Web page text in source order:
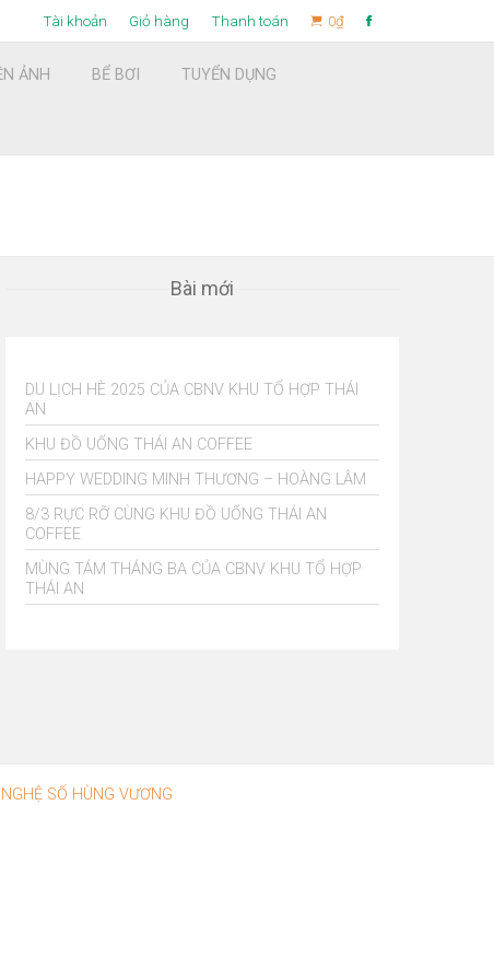
Tài khoản Giỏ hàng Thanh toán 0₫
ẢNH BỂ BƠI TUYỂN DỤNG
Bài mới
DU LỊCH HÈ 2025 CỦA CBNV KHU TỔ HỢP THÁI
AN
KHU ĐỒ UỐNG THÁI AN COFFEE
HAPPY WEDDING MINH THƯƠNG – HOÀNG LÂM
8/3 RỰC RỠ CÙNG KHU ĐỒ UỐNG THÁI AN
COFFEE
MÙNG TÁM THÁNG BA CỦA CBNV KHU TỔ HỢP
THÁI AN
SỐ HÙNG VƯƠNG